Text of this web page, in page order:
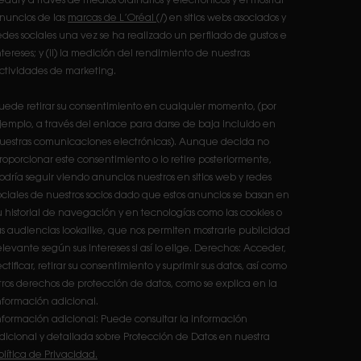
de las marcas de L’Oréal (/) en sitios webs asociados y
sociales una vez se ha realizado un perfilado de gustos e
y (ii) la medición del rendimiento de nuestras
de marketing.
retirar su consentimiento en cualquier momento, (por
a través del enlace para darse de baja incluido en
comunicaciones electrónicas). Aunque decida no
este consentimiento o lo retire posteriormente,
seguir viendo anuncios nuestros en sitios web y redes
de nuestros socios dado que estos anuncios se basan en
historial de navegación y en tecnologías como las cookies o
audiencias lookalike, que nos permiten mostrarle publicidad
según sus intereses si así lo elige. Derechos: Acceder,
retirar su consentimiento y suprimir sus datos, así como
derechos de protección de datos, como se explica en la
adicional.
adicional: Puede consultar la información
y detallada sobre Protección de Datos en nuestra
de Privacidad.